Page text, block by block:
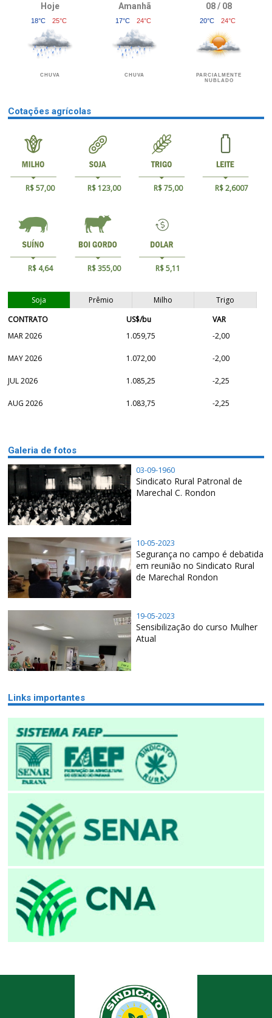
Hoje
18°C 25°C
CHUVA
Amanhã
17°C 24°C
CHUVA
08 / 08
20°C 24°C
PARCIALMENTE
NUBLADO
Cotações agrícolas
R$ 57,00 R$ 123,00 R$ 75,00 R$ 2,6007
R$ 4,64 R$ 355,00 R$ 5,11
Soja Prêmio Milho
Trigo
CONTRATO
US$/bu
VAR
MAR 2026
1.059,75 -2,00
MAY 2026 1.072,00 -2,00
JUL 2026 1.085,25 -2,25
AUG 2026 1.083,75 -2,25
Galeria de fotos
03-09-1960
Sindicato Rural Patronal de
Marechal C. Rondon
10-05-2023
Segurança no campo é debatida
em reunião no Sindicato Rural
de Marechal Rondon
19-05-2023
Sensibilização do curso Mulher
Atual
Links importantes